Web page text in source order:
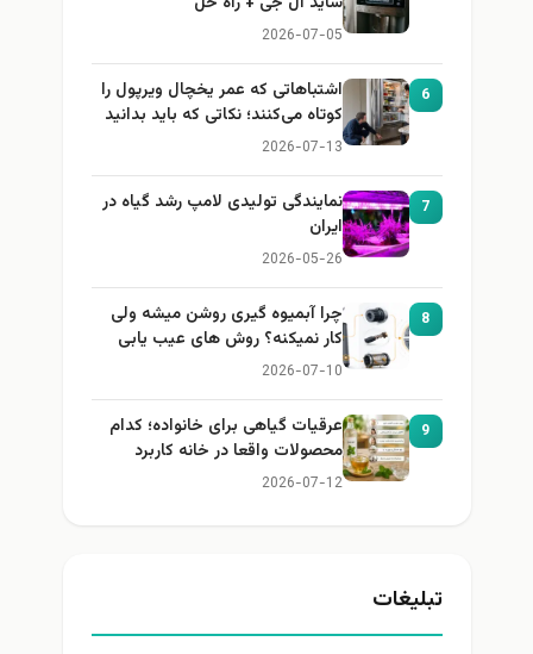
2026-07-05
6
اشتباهاتی که عمر یخچال ویرپول را
کوتاه می‌کنند؛ نکاتی که باید بدانید
2026-07-13
7
نمایندگی تولیدی لامپ رشد گیاه در
ایران
2026-05-26
8
چرا آبمیوه گیری روشن میشه ولی
کار نمیکنه؟ روش های عیب یابی
2026-07-10
9
عرقیات گیاهی برای خانواده؛ کدام
محصولات واقعا در خانه کاربرد
دارند؟
2026-07-12
تبلیغات